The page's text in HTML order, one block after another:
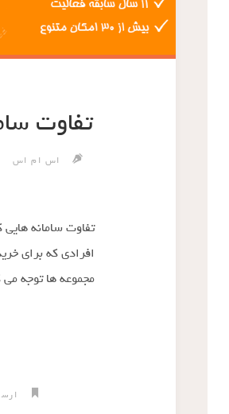
تفاوت
اس ام اس
تفاوت سامانه
افرادی که برای
مجموعه ها توجه